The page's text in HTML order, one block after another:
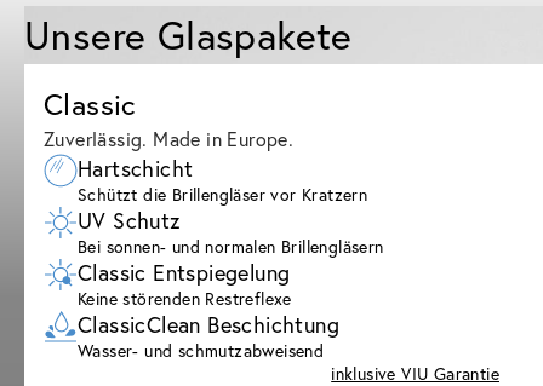
Unsere Glaspakete
Classic
Zuverlässig. Made in Europe.
Hartschicht
Schützt die Brillengläser vor Kratzern
UV Schutz
Bei sonnen- und normalen Brillengläsern
Classic Entspiegelung
Keine störenden Restreflexe
ClassicClean Beschichtung
Wasser- und schmutzabweisend
inklusive VIU Garantie